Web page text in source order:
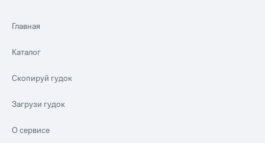
Главная
Каталог
Скопируй гудок
Загрузи гудок
О сервисе